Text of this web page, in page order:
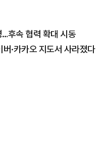
후속 협력 확대 시동
·카카오 지도서 사라졌다